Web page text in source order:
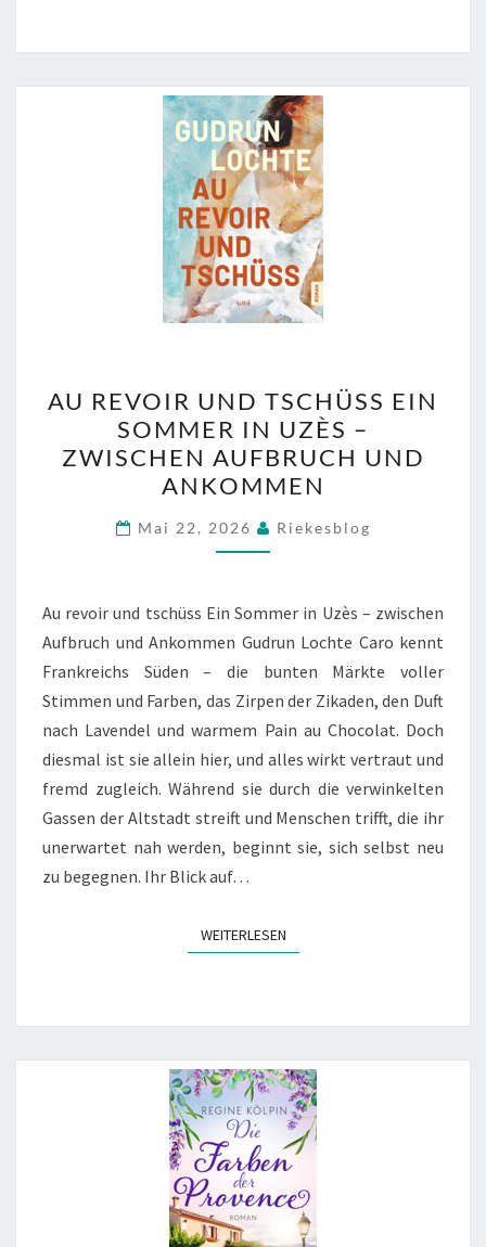
REVOIR
UND
TSCHÜSS
EIN
SOMMER
IN
–
ZWISCHEN
AUFBRUCH
UND
ANKOMMEN
AU REVOIR UND TSCHÜSS EIN
SOMMER IN UZÈS –
ZWISCHEN AUFBRUCH UND
ANKOMMEN
Mai 22, 2026 Riekesblog
Au revoir und tschüss Ein Sommer in Uzès – zwischen
Aufbruch und Ankommen Gudrun Lochte Caro kennt
Frankreichs Süden – die bunten Märkte voller
Stimmen und Farben, das Zirpen der Zikaden, den Duft
nach Lavendel und warmem Pain au Chocolat. Doch
diesmal ist sie allein hier, und alles wirkt vertraut und
fremd zugleich. Während sie durch die verwinkelten
Gassen der Altstadt streift und Menschen trifft, die ihr
unerwartet nah werden, beginnt sie, sich selbst neu
zu begegnen. Ihr Blick auf…
WEITERLESENWEITERLESEN